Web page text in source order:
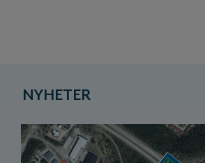
NYHETER